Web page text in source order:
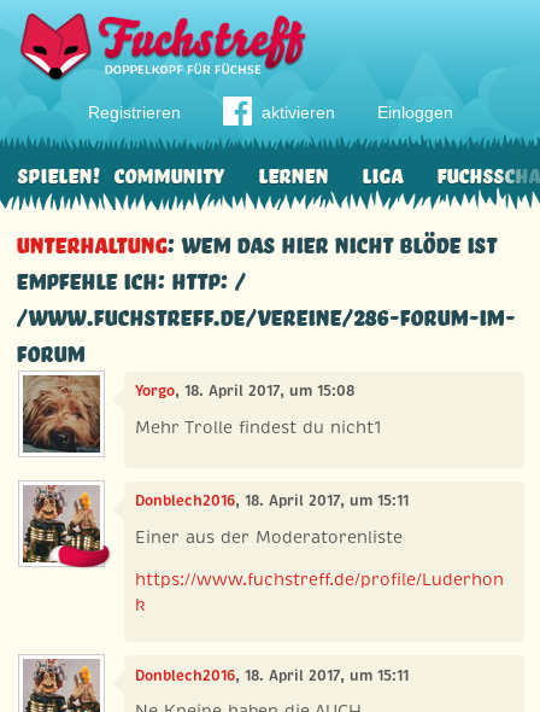
Registrieren aktivieren Einloggen
Community Lernen Liga
Spielen!
Unterhaltung: Wem das hier nicht blöde ist
empfehle ich: http: /
/www.Fuchstreff.De/Vereine/286-Forum-im-
Forum
Yorgo, 18. April 2017, um 15:08
Mehr Trolle findest du nicht1
Donblech2016, 18. April 2017, um 15:11
Einer aus der Moderatorenliste
https://www.fuchstreff.de/profile/Luderhon
k
Donblech2016, 18. April 2017, um 15:11